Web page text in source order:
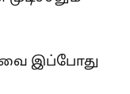
இப்போது